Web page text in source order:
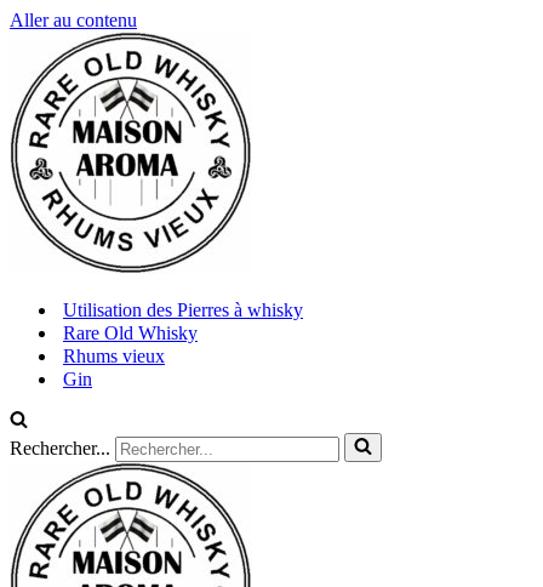
Aller au contenu
Utilisation des Pierres à whisky
Rare Old Whisky
Rhums vieux
Gin
Rechercher...